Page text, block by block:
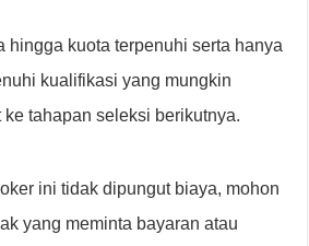
hingga kuota terpenuhi serta hanya
kualifikasi yang mungkin
tahapan seleksi berikutnya.
ini tidak dipungut biaya, mohon
yang meminta bayaran atau